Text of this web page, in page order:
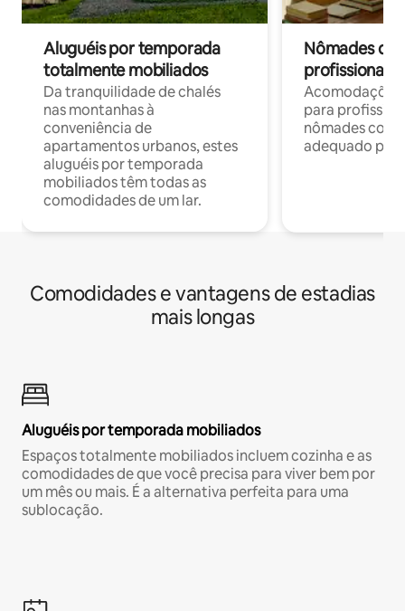
Aluguéis por temporada
totalmente mobiliados
Da tranquilidade de chalés
nas montanhas à
conveniência de
apartamentos urbanos, estes
aluguéis por temporada
mobiliados têm todas as
comodidades de um lar.
Nômades
profissionais
para
nômades com
adequado
Comodidades e vantagens de estadias
mais longas
Aluguéis por temporada mobiliados
Espaços totalmente mobiliados incluem cozinha e as
comodidades de que você precisa para viver bem por
um mês ou mais. É a alternativa perfeita para uma
sublocação.